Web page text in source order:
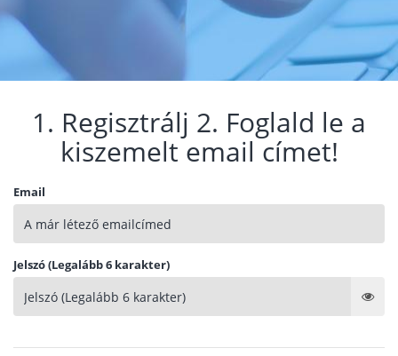
1. Regisztrálj 2. Foglald le a
kiszemelt email címet!
Email
Jelszó (Legalább 6 karakter)